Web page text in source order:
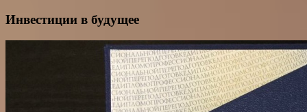
Инвестиции в будущее